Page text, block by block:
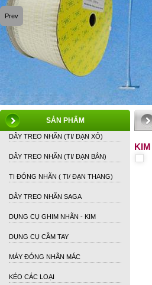
Prev
SẢN PHẨM
DÂY TREO NHÃN (TI/ ĐẠN XỎ)
DÂY TREO NHÃN (TI/ ĐẠN BẮN)
TI ĐÓNG NHÃN ( TI/ ĐẠN THANG)
DÂY TREO NHÃN SAGA
DỤNG CỤ GHIM NHÃN - KIM
DỤNG CỤ CẦM TAY
MÁY ĐÓNG NHÃN MÁC
KÉO CÁC LOẠI